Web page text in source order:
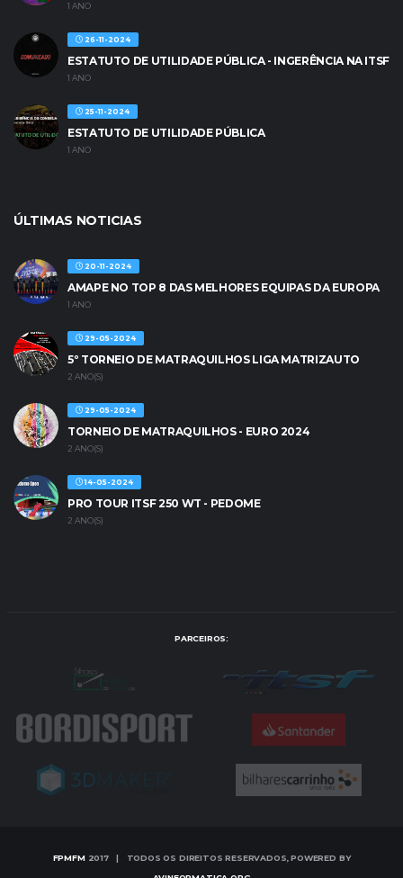
1 ANO
26-11-2024
ESTATUTO DE UTILIDADE PÚBLICA - INGERÊNCIA NA ITSF
1 ANO
25-11-2024
ESTATUTO DE UTILIDADE PÚBLICA
1 ANO
ÚLTIMAS NOTICIAS
20-11-2024
AMAPE NO TOP 8 DAS MELHORES EQUIPAS DA EUROPA
1 ANO
29-05-2024
5º TORNEIO DE MATRAQUILHOS LIGA MATRIZAUTO
2 ANO(S)
29-05-2024
TORNEIO DE MATRAQUILHOS - EURO 2024
2 ANO(S)
14-05-2024
PRO TOUR ITSF 250 WT - PEDOME
2 ANO(S)
PARCEIROS:
FPMFM2017 | TODOS OS DIREITOS RESERVADOS, POWERED BY